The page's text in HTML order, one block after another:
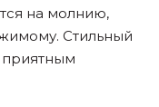
на молнию,
Стильный
приятным